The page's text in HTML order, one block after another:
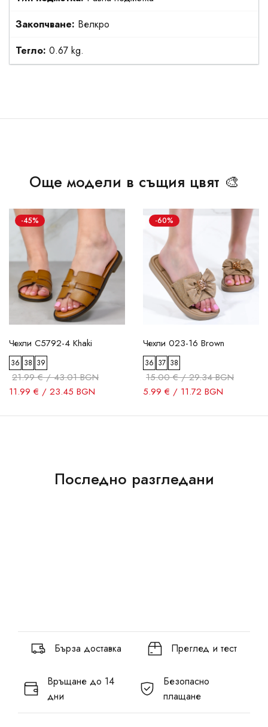
Закопчване: Велкро
Тегло: 0.67 kg.
Още модели в същия цвят 🎨
-45%
Чехли C5792-4 Khaki
36 38 39
21.99 € / 43.01 BGN
11.99 € / 23.45 BGN
-60%
Чехли 023-16 Brown
36 37 38
15.00 € / 29.34 BGN
5.99 € / 11.72 BGN
Последно разгледани
Бърза доставка Преглед и тест
Връщане до 14
дни
Безопасно
плащане